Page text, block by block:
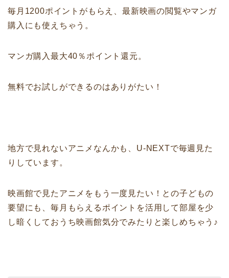
毎月1200ポイントがもらえ、最新映画の閲覧やマンガ
購入にも使えちゃう。
マンガ購入最大40％ポイント還元。
無料でお試しができるのはありがたい！
地方で見れないアニメなんかも、U-NEXTで毎週見た
りしています。
映画館で見たアニメをもう一度見たい！との子どもの
要望にも、毎月もらえるポイントを活用して部屋を少
し暗くしておうち映画館気分でみたりと楽しめちゃう♪